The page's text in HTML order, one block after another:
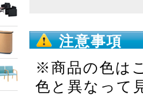
注意事項
※商品の色は
色と異なって